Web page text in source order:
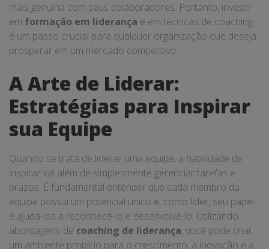
mais genuína com seus colaboradores. Portanto, investir
em formação em liderança e em técnicas de coaching
é um passo crucial para qualquer organização que deseja
prosperar em um mercado competitivo.
A Arte de Liderar:
Estratégias para Inspirar
sua Equipe
Quando se trata de liderar uma equipe, a habilidade de
inspirar vai além de simplesmente gerenciar tarefas e
prazos. É fundamental entender que cada membro da
equipe possui um potencial único e, como líder, seu papel
é ajudá-los a reconhecê-lo e desenvolvê-lo. Utilizando
abordagens de coaching de liderança, você pode criar
um ambiente propício para o crescimento, a inovação e a